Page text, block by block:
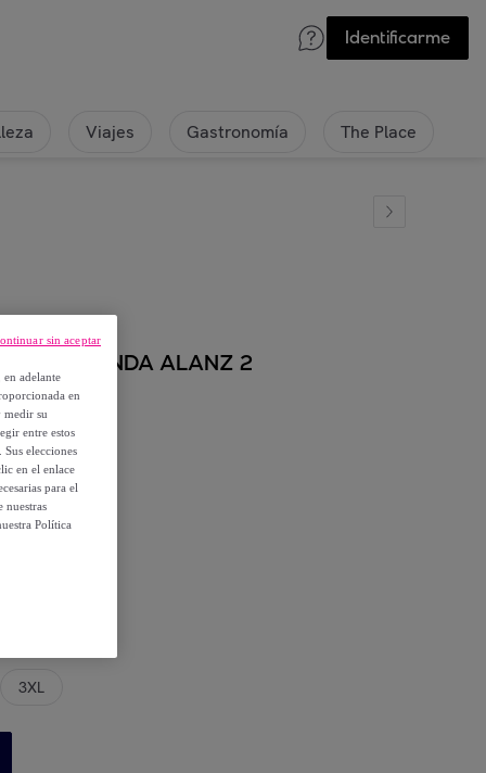
Identificarme
Viajes Gastronomía The Place
- 222 BANDA ALANZ 2
3XL
adelante
en
medir su
entre estos
elecciones
en el enlace
para el
nuestras
Política
sin aceptar